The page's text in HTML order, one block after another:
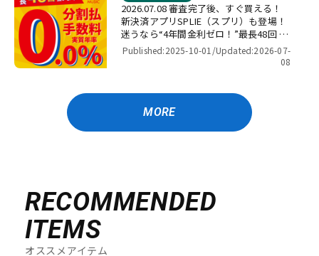
2026.07.08 審査完了後、すぐ買える！
新決済アプリSPLIE（スプリ）も登場！
迷うなら“4年間金利ゼロ！”最長48回 無
金利キャンペーン
Published:2025-10-01/Updated:2026-07-
08
MORE
RECOMMENDED
ITEMS
オススメアイテム